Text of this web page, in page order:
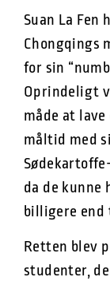
Suan La
Chongqings
for sin
Oprindeligt
måde at
måltid med
da de kunne
billigere end
Retten blev
studenter,